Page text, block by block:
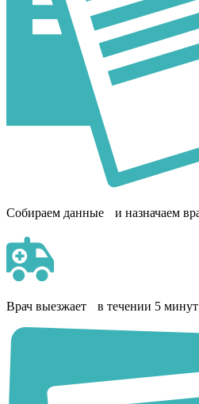
Собираем данные и назначаем
Врач выезжает в течении 5 минут